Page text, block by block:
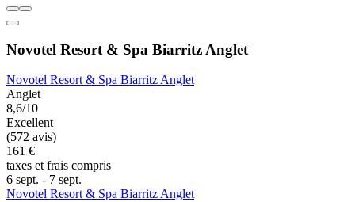
Novotel Resort & Spa Biarritz Anglet
Novotel Resort & Spa Biarritz Anglet
Anglet
8,6/10
Excellent
(572 avis)
161 €
taxes et frais compris
6 sept. - 7 sept.
Novotel Resort & Spa Biarritz Anglet